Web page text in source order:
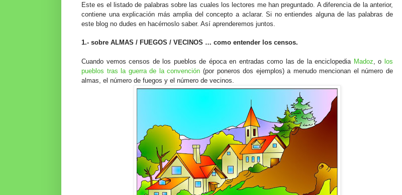
Este es el listado de palabras sobre las cuales los lectores me han preguntado. A diferencia de la anterior,
contiene una explicación más amplia del concepto a aclarar. Si no entiendes alguna de las palabras de
este blog no dudes en hacérnoslo saber. Así aprenderemos juntos.
1.- sobre ALMAS / FUEGOS / VECINOS … como entender los censos.
Cuando vemos censos de los pueblos de época en entradas como las de la enciclopedia Madoz , o los
pueblos tras la guerra de la convención (por poneros dos ejemplos) a menudo mencionan el número de
almas, el número de fuegos y el número de vecinos.